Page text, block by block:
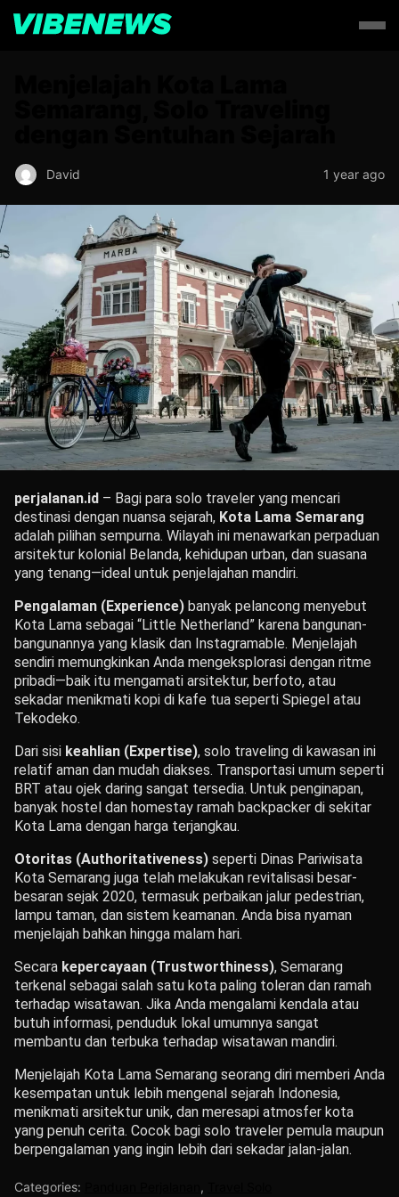
David 1 year ago
perjalanan.id – Bagi para solo traveler yang mencari
destinasi dengan nuansa sejarah, Kota Lama Semarang
adalah pilihan sempurna. Wilayah ini menawarkan perpaduan
arsitektur kolonial Belanda, kehidupan urban, dan suasana
yang tenang—ideal untuk penjelajahan mandiri.
Pengalaman (Experience) banyak pelancong menyebut
Kota Lama sebagai “Little Netherland” karena bangunan-
bangunannya yang klasik dan Instagramable. Menjelajah
sendiri memungkinkan Anda mengeksplorasi dengan ritme
pribadi—baik itu mengamati arsitektur, berfoto, atau
sekadar menikmati kopi di kafe tua seperti Spiegel atau
Tekodeko.
Dari sisi keahlian (Expertise), solo traveling di kawasan ini
relatif aman dan mudah diakses. Transportasi umum seperti
BRT atau ojek daring sangat tersedia. Untuk penginapan,
banyak hostel dan homestay ramah backpacker di sekitar
Kota Lama dengan harga terjangkau.
Otoritas (Authoritativeness) seperti Dinas Pariwisata
Kota Semarang juga telah melakukan revitalisasi besar-
besaran sejak 2020, termasuk perbaikan jalur pedestrian,
lampu taman, dan sistem keamanan. Anda bisa nyaman
menjelajah bahkan hingga malam hari.
Secara kepercayaan (Trustworthiness), Semarang
terkenal sebagai salah satu kota paling toleran dan ramah
terhadap wisatawan. Jika Anda mengalami kendala atau
butuh informasi, penduduk lokal umumnya sangat
membantu dan terbuka terhadap wisatawan mandiri.
Menjelajah Kota Lama Semarang seorang diri memberi Anda
kesempatan untuk lebih mengenal sejarah Indonesia,
menikmati arsitektur unik, dan meresapi atmosfer kota
yang penuh cerita. Cocok bagi solo traveler pemula maupun
berpengalaman yang ingin lebih dari sekadar jalan-jalan.
Categories: ,